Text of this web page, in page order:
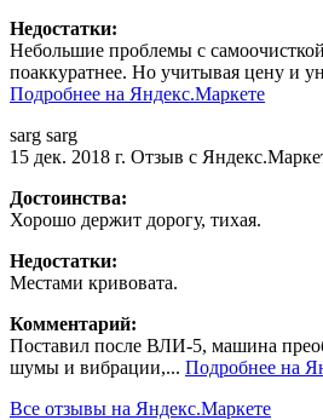
Недостатки:
Небольшие проблемы с
поаккуратнее. Но учитывая цену и
Подробнее на Яндекс.Маркете
sarg sarg
15 дек. 2018 г. Отзыв с
Достоинства:
Хорошо держит дорогу, тихая.
Недостатки:
Местами кривовата.
Комментарий:
Поставил после ВЛИ-5, машина
шумы и вибрации,... Подробнее на
Все отзывы на Яндекс.Маркете